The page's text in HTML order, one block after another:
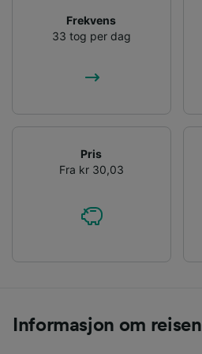
Frekvens
33 tog per dag
Pris
Fra kr 30,03
Informasjon om reisen